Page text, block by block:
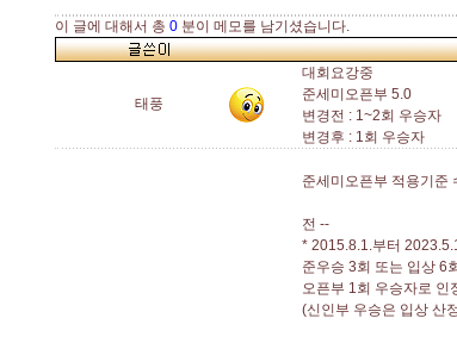
이 글에 대해서 총 0 분이 메모를 남기셨습니다.
태풍
대회요강중
준세미오픈부 5.0
변경전 : 1~2회 우승자
변경후 : 1회 우승자
준세미오픈부 적용기준
전 --
* 2015.8.1.부터
준우승 3회 또는 입상 6
오픈부 1회 우승자로 인
(신인부 우승은 입상 산